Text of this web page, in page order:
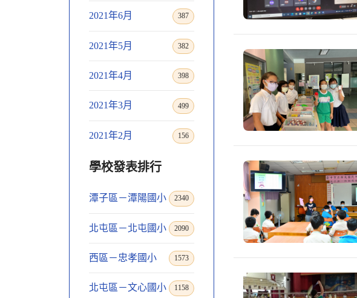
2021年6月 387
2021年5月 382
2021年4月 398
2021年3月 499
2021年2月 156
學校發表排行
潭子區－潭陽國小 2340
北屯區－北屯國小 2090
西區－忠孝國小 1573
北屯區－文心國小 1158